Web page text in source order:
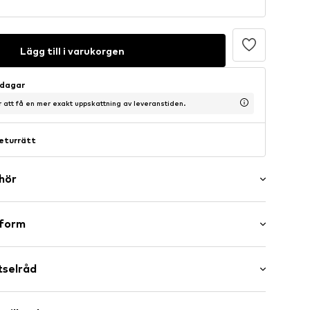
Lägg till i varukorgen
att få en mer exakt uppskattning av leveranstiden.
kant
waist